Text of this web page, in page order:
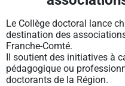
Le Collège doctoral lance
destination des
Franche-Comté.
Il soutient des initiatives à
pédagogique ou
doctorants de la Région.